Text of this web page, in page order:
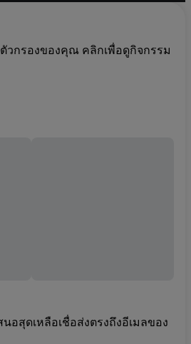
วกรองของคุณ คลิกเพื่อดูกิจกรรม
อสุดเหลือเชื่อส่งตรงถึงอีเมลของ